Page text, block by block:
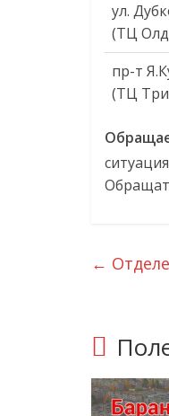
ул.
(ТЦ
пр-т
(ТЦ
←